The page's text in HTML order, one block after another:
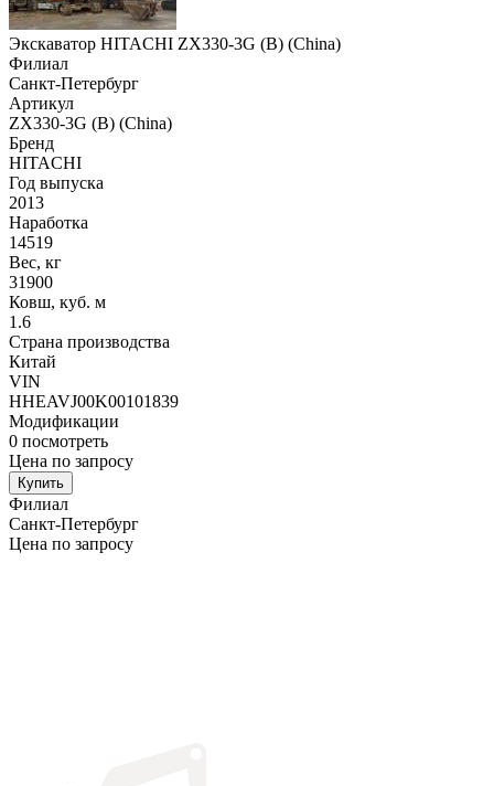
Экскаватор HITACHI ZX330-3G (B) (China)
Филиал
Санкт-Петербург
Артикул
ZX330-3G (B) (China)
Бренд
HITACHI
Год выпуска
2013
Наработка
14519
Вес, кг
31900
Ковш, куб. м
1.6
Страна производства
Китай
VIN
HHEAVJ00K00101839
Модификации
0 посмотреть
Цена по запросу
Купить
Филиал
Санкт-Петербург
Цена по запросу